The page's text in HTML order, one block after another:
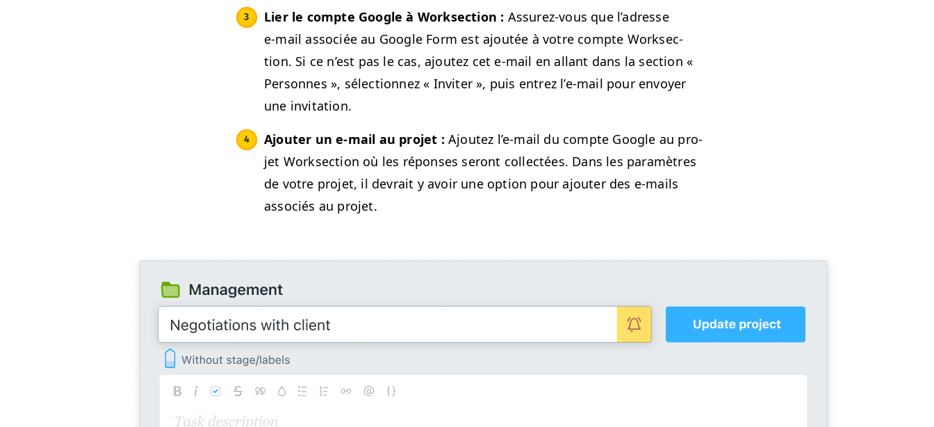
Lier le compte Google à Work­sec­tion : Assurez-vous que l’adresse
e‑mail asso­ciée au Google Form est ajoutée à votre compte Work­sec­
tion. Si ce n’est pas le cas, ajoutez cet e‑mail en allant dans la sec­tion «
Per­son­nes », sélec­tion­nez « Inviter », puis entrez l’e-mail pour envoy­er
une invitation.
Ajouter un e‑mail au pro­jet : Ajoutez l’e-mail du compte Google au pro­
jet Work­sec­tion où les répons­es seront col­lec­tées. Dans les paramètres
de votre pro­jet, il devrait y avoir une option pour ajouter des e‑mails
asso­ciés au projet.